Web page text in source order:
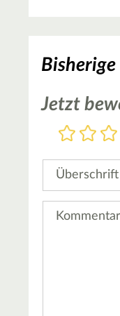
Jetzt
3
2
1
Überschrift